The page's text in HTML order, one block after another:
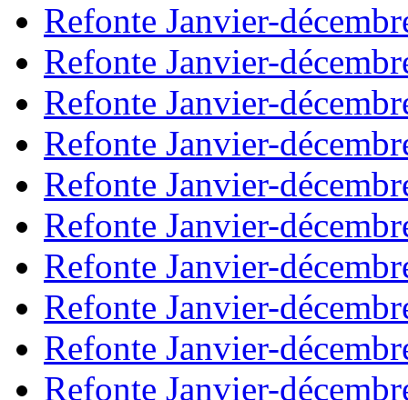
Refonte Janvier-
Refonte Janvier-
Refonte Janvier-
Refonte Janvier-
Refonte Janvier-
Refonte Janvier-
Refonte Janvier-
Refonte Janvier-
Refonte Janvier-
Refonte Janvier-